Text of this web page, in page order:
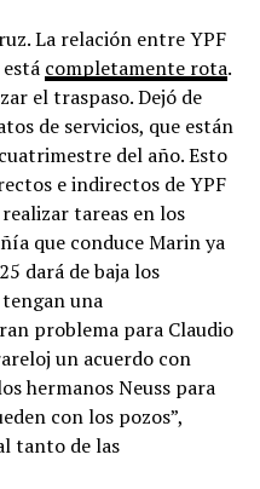
La relación entre YPF
completamente rota.
el traspaso. Dejó de
de servicios, que están
del año. Esto
e indirectos de YPF
tareas en los
que conduce Marin ya
dará de baja los
una
problema para Claudio
un acuerdo con
hermanos Neuss para
con los pozos”,
tanto de las